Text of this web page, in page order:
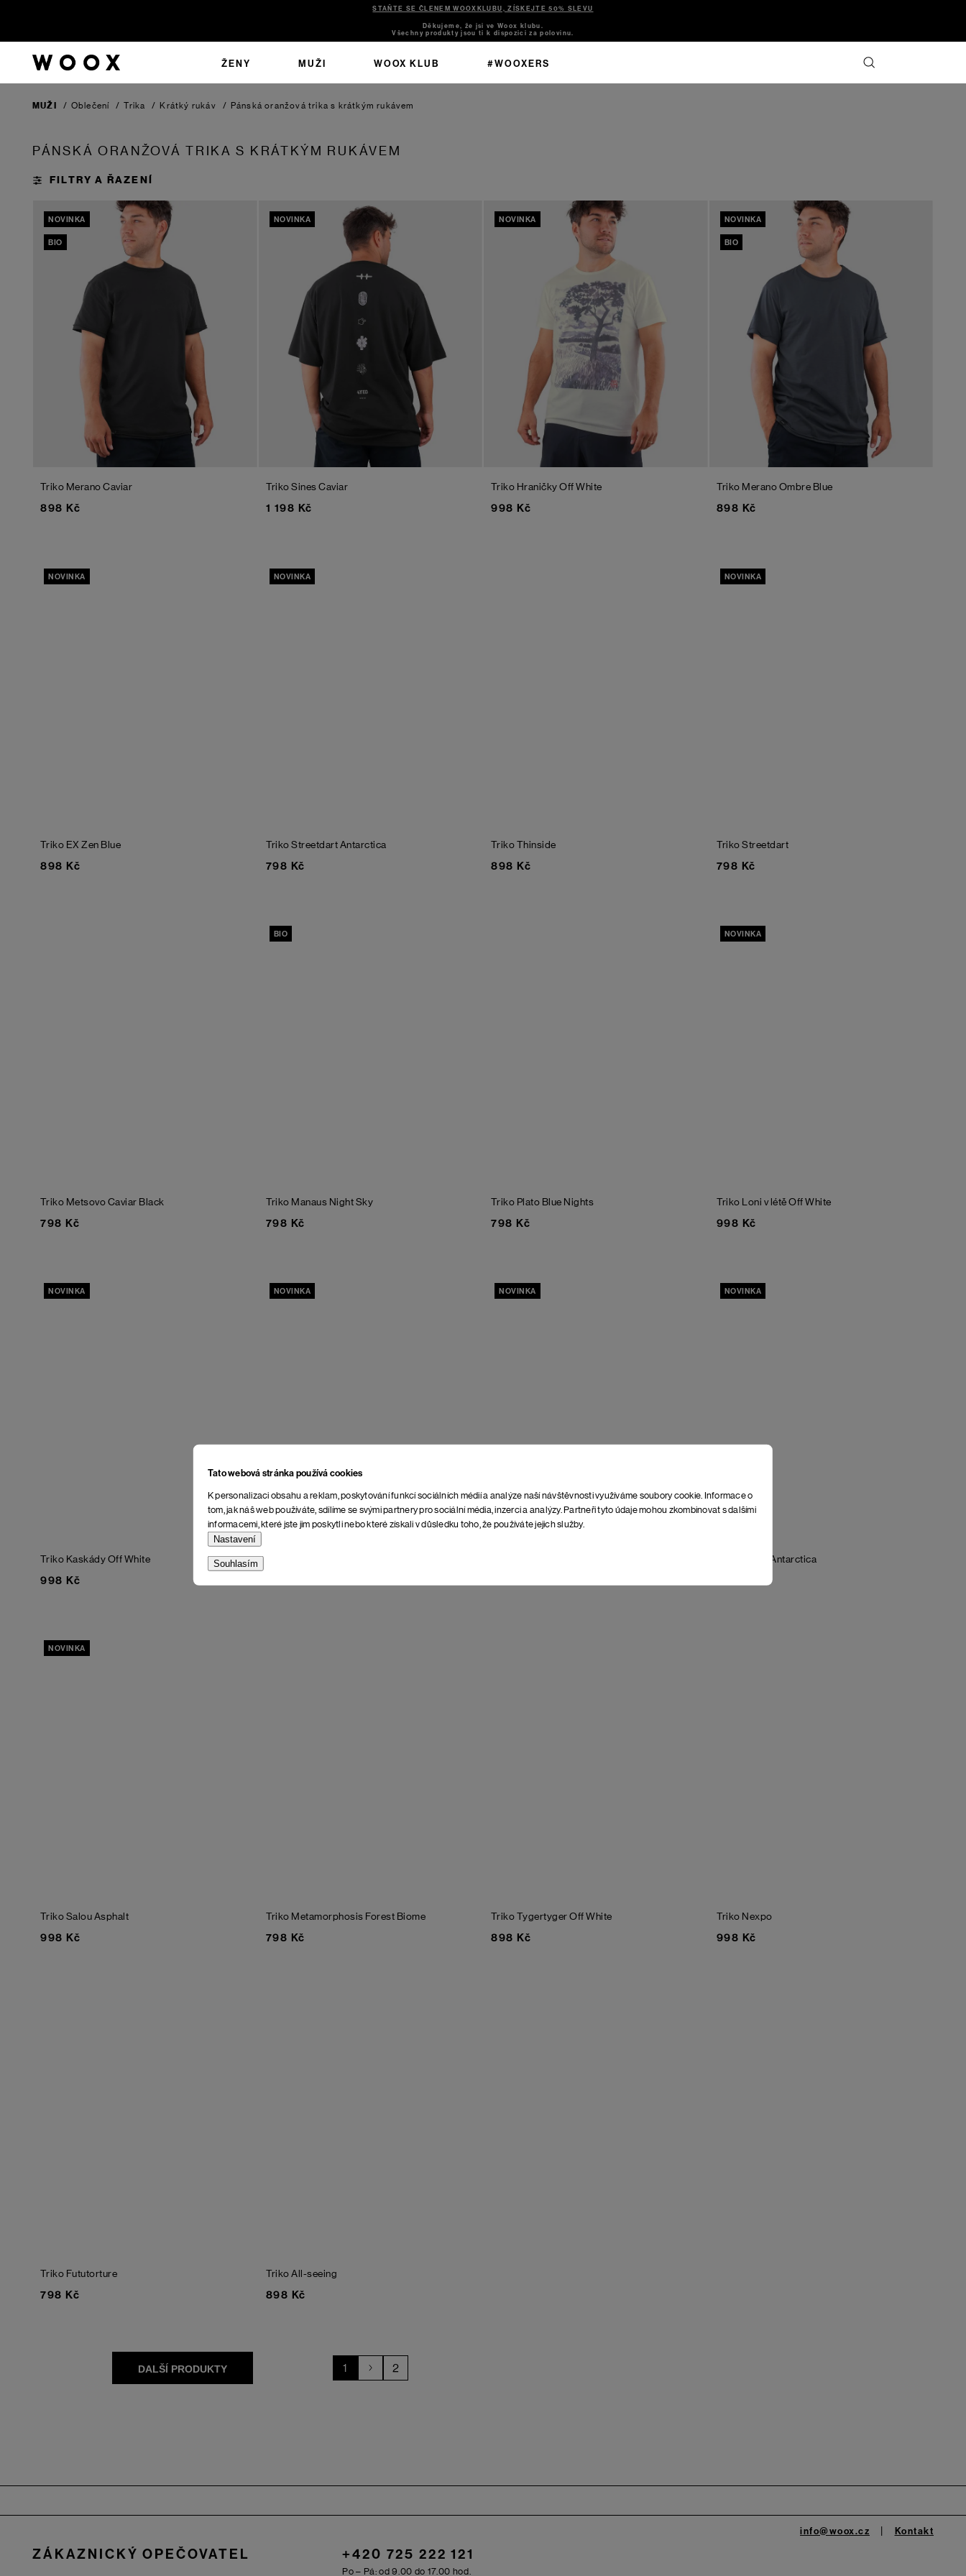
Tato webová stránka používá cookies
K personalizaci obsahu a reklam, poskytování funkcí sociálních médií a analýze naší návštěvnosti využíváme soubory cookie. Informace o
tom, jak náš web používáte, sdílíme se svými partnery pro sociální média, inzerci a analýzy. Partneři tyto údaje mohou zkombinovat s dalšími
informacemi, které jste jim poskytli nebo které získali v důsledku toho, že používáte jejich služby.
Nastavení
Souhlasím
STAŇTE SE ČLENEM WOOXKLUBU, ZÍSKEJTE 50% SLEVU
Děkujeme, že jsi ve Woox klubu.
Všechny produkty jsou ti k dispozici za polovinu.
ŽENY MUŽI WOOX KLUB #WOOXERS
MUŽI / Oblečení / Trika / Krátký rukáv / Pánská oranžová trika s krátkým rukávem
PÁNSKÁ ORANŽOVÁ TRIKA S KRÁTKÝM RUKÁVEM
NOVINKA
BIO
Triko MeranoCaviar
898 Kč
NOVINKA
Triko SinesCaviar
1 198 Kč
NOVINKA
Triko HraničkyOff White
998 Kč
NOVINKA
BIO
Triko MeranoOmbre Blue
898 Kč
NOVINKA
Triko EXZen Blue
898 Kč
NOVINKA
Triko StreetdartAntarctica
798 Kč
Triko Thinside
898 Kč
NOVINKA
Triko Streetdart
798 Kč
Triko MetsovoCaviar Black
798 Kč
BIO
Triko Manaus Night Sky
798 Kč
Triko Plato Blue Nights
798 Kč
NOVINKA
Triko Loni v létěOff White
998 Kč
NOVINKA
Triko KaskádyOff White
998 Kč
NOVINKA NOVINKA NOVINKA
Antarctica
NOVINKA
Triko SalouAsphalt
998 Kč
Triko Metamorphosis Forest Biome
798 Kč
Triko TygertygerOff White
898 Kč
Triko Nexpo
998 Kč
Triko Fututorture
798 Kč
Triko All-seeing
898 Kč
1 2
ZÁKAZNICKÝ OPEČOVATEL +420 725 222 121
Po – Pá: od 9.00 do 17.00 hod.
info@woox.cz Kontakt